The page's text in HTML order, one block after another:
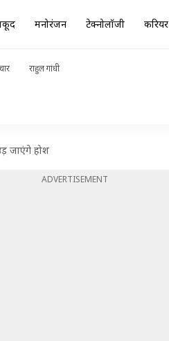
मनोरंजन टेक्नोलॉजी करियर
राहुल गांधी
जाएंगे होश
ADVERTISEMENT